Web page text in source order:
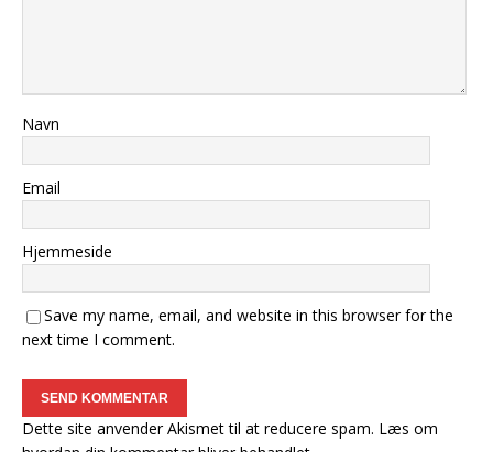
Navn
Email
Hjemmeside
Save my name, email, and website in this browser for the
next time I comment.
Dette site anvender Akismet til at reducere spam. Læs om